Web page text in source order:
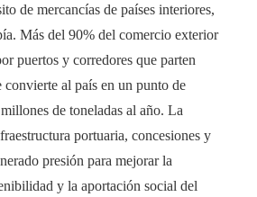
de mercancías de países interiores,
Más del 90% del comercio exterior
puertos y corredores que parten
al país en un punto de
de toneladas al año. La
portuaria, concesiones y
presión para mejorar la
y la aportación social del